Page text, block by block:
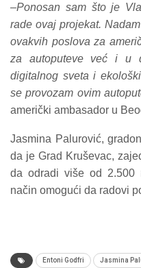
–Ponosan sam što je
rade ovaj projekat.
ovakvih poslova za
za autoputeve već i u
digitalnog sveta i
se provozam ovim
američki ambasador u
Jasmina Palurović,
da je Grad Kruševac,
da odradi više od 2.500
način omogući da radovi
Entoni Godfri Jasmina